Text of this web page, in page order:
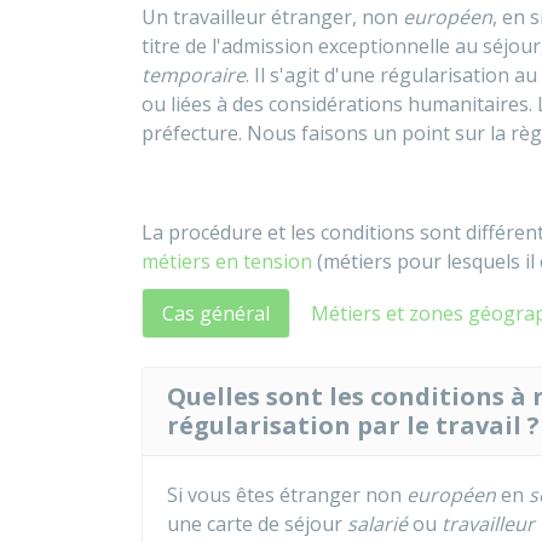
Un travailleur étranger, non européen, en
titre de l'admission exceptionnelle au
temporaire. Il s'agit d'une régularisation
ou liées à des considérations
préfecture. Nous faisons un point sur la
La procédure et les conditions sont
métiers en tension (métiers pour lesquels il
Cas général
Métiers et zones
Quelles sont les conditions
régularisation par le travail ?
Si vous êtes étranger non européenen
une carte de séjour salariéou